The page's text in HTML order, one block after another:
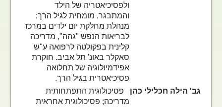
ולפסיכיאטריה של הילד
והמתבגר, מומחית לגיל הרך;
מנהלת מחלקת יום ילדים במרכז
לבריאות הנפש "גהה", מדריכה
קלינית בפקולטה לרפואה ע"ש
סאקלר באונ' תל אביב. חוקרת
אפידמיולוגיה של תחלואה
פסיכיאטרית בגיל הרך.
גב' הילה חכלילי כהן פסיכולוגית התפתחותית
מדריכה; פסיכולוגית אחראית